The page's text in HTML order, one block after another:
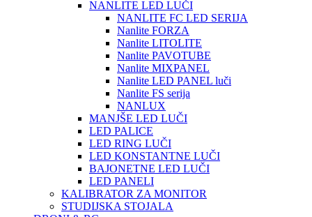
NANLITE LED LUČI
NANLITE FC LED SERIJA
Nanlite FORZA
Nanlite LITOLITE
Nanlite PAVOTUBE
Nanlite MIXPANEL
Nanlite LED PANEL luči
Nanlite FS serija
NANLUX
MANJŠE LED LUČI
LED PALICE
LED RING LUČI
LED KONSTANTNE LUČI
BAJONETNE LED LUČI
LED PANELI
KALIBRATOR ZA MONITOR
STUDIJSKA STOJALA